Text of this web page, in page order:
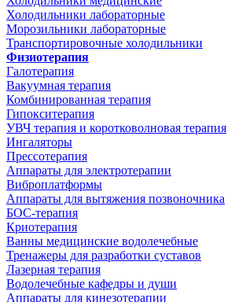
Холодильники лабораторные
Морозильники лабораторные
Транспортировочные холодильники
Физиотерапия
Галотерапия
Вакуумная терапия
Комбинированная терапия
Гипокситерапия
УВЧ терапия и коротковолновая терапия
Ингаляторы
Прессотерапия
Аппараты для электротерапии
Виброплатформы
Аппараты для вытяжения позвоночника
БОС-терапия
Криотерапия
Ванны медицинские водолечебные
Тренажеры для разработки суставов
Лазерная терапия
Водолечебные кафедры и души
Аппараты для кинезотерапии